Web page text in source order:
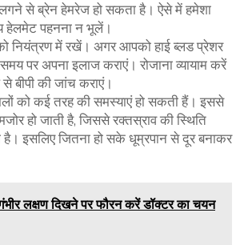
से ब्रेन हेमरेज हो सकता है। ऐसे में हमेशा
हेलमेट पहनना न भूलें।
नियंत्रण में रखें। अगर आपको हाई ब्लड प्रेशर
पर अपना इलाज कराएं। रोजाना व्यायाम करें
बीपी की जांच कराएं।
को कई तरह की समस्याएं हो सकती हैं। इससे
हो जाती है, जिससे रक्तस्राव की स्थिति
है। इसलिए जितना हो सके धूम्रपान से दूर बनाकर
लक्षण दिखने पर फौरन करें डॉक्टर का चयन